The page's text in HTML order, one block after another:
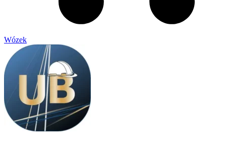
Wózek